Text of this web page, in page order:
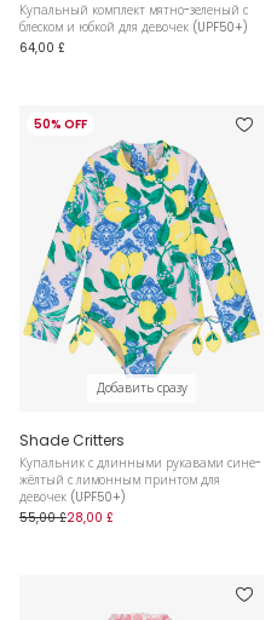
Купальный комплект мятно-зеленый с
блеском и юбкой для девочек (UPF50+)
64,00 £
50% OFF
Добавить сразу
Shade Critters
Купальник с длинными рукавами сине-
жёлтый с лимонным принтом для
девочек (UPF50+)
55,00 £28,00 £